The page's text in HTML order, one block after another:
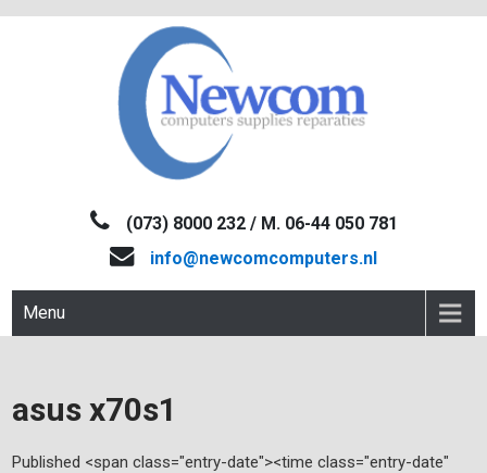
NEWCOM(073) 8000 232 / M. 06-44 050 781
info@newcomcomputers.nl
Menu
asus x70s1
Published <span class="entry-date"><time class="entry-date"